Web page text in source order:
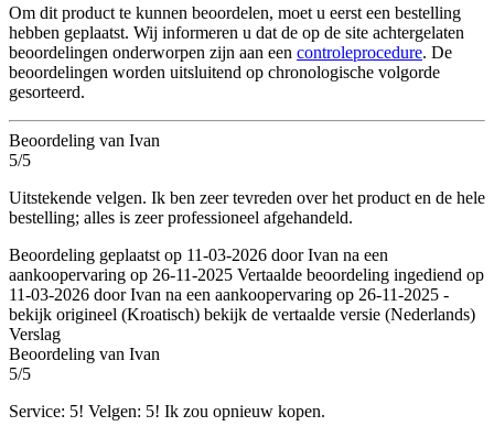
Om dit product te kunnen beoordelen, moet u eerst een bestelling
hebben geplaatst. Wij informeren u dat de op de site achtergelaten
beoordelingen onderworpen zijn aan een controleprocedure. De
beoordelingen worden uitsluitend op chronologische volgorde
gesorteerd.
Beoordeling van Ivan
5/5
Uitstekende velgen. Ik ben zeer tevreden over het product en de hele
bestelling; alles is zeer professioneel afgehandeld.
Beoordeling geplaatst op 11-03-2026 door Ivan na een
aankoopervaring op 26-11-2025 Vertaalde beoordeling ingediend op
11-03-2026 door Ivan na een aankoopervaring op 26-11-2025 -
bekijk origineel (Kroatisch) bekijk de vertaalde versie (Nederlands)
Verslag
Beoordeling van Ivan
5/5
Service: 5! Velgen: 5! Ik zou opnieuw kopen.